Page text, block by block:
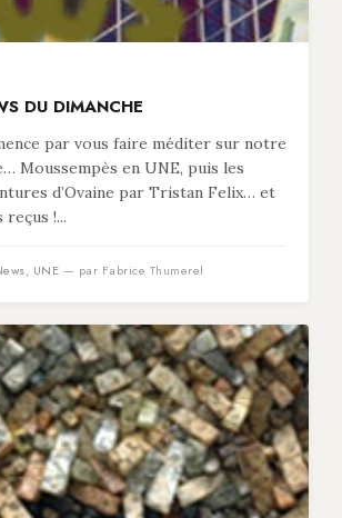
DU DIMANCHE
par vous faire méditer sur notre
Moussempès en UNE, puis les
d’Ovaine par Tristan Felix… et
!...
, UNE — par Fabrice Thumerel